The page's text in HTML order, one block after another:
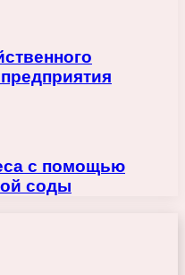
с помощью
соды